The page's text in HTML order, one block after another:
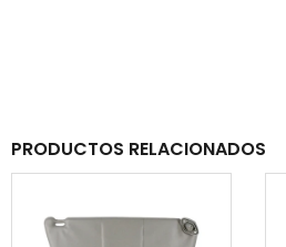
PRODUCTOS RELACIONADOS